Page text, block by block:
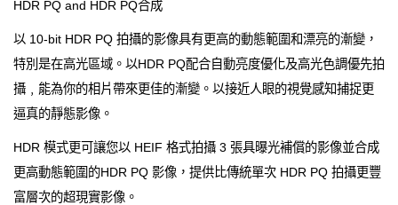
HDR PQ and HDR PQ合成
以 10-bit HDR PQ 拍攝的影像具有更高的動態範圍和漂亮的漸變，
特別是在高光區域。以HDR PQ配合自動亮度優化及高光色調優先拍
攝﹐能為你的相片帶來更佳的漸變。以接近人眼的視覺感知捕捉更
逼真的靜態影像。
HDR 模式更可讓您以 HEIF 格式拍攝 3 張具曝光補償的影像並合成
更高動態範圍的HDR PQ 影像，提供比傳統單次 HDR PQ 拍攝更豐
富層次的超現實影像。